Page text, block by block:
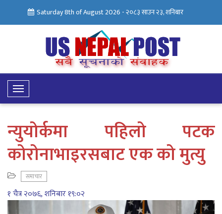
Saturday 8th of August 2026 -२०८३ साउन २३, शनिबार
Toggle
Navigation
न्युयोर्कमा पहिलो पटक
कोरोनाभाइरसबाट एक को मुत्यु
समाचार
१ चैत्र २०७६, शनिबार १९:०२